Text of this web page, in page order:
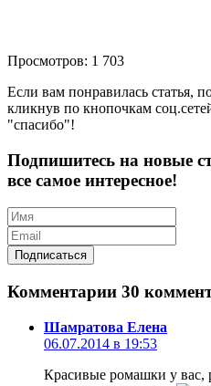
Просмотров: 1 703
Если вам понравилась статья,
кликнув по кнопочкам
"спасибо"!
Подпишитесь на новые
все самое интересное!
Комментарии 30
Шамратова Елена
06.07.2014 в 19:53
Красивые ромашки у вас,